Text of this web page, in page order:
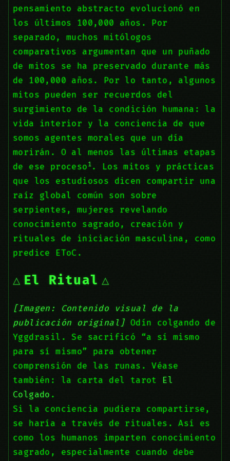
pensamiento abstracto evolucionó en
los últimos 100,000 años. Por
separado, muchos mitólogos
comparativos argumentan que un puñado
de mitos se ha preservado durante más
de 100,000 años. Por lo tanto, algunos
mitos pueden ser recuerdos del
surgimiento de la condición humana: la
vida interior y la conciencia de que
somos agentes morales que un día
morirán. O al menos las últimas etapas
de ese proceso 1 . Los mitos y prácticas
que los estudiosos dicen compartir una
raíz global común son sobre
serpientes, mujeres revelando
conocimiento sagrado, creación y
rituales de iniciación masculina, como
predice EToC.
El Ritual
[Imagen: Contenido visual de la
publicación original] Odín colgando de
Yggdrasil. Se sacrificó “a sí mismo
para sí mismo” para obtener
comprensión de las runas. Véase
también: la carta del tarot El
Colgado .
Si la conciencia pudiera compartirse,
se haría a través de rituales. Así es
como los humanos imparten conocimiento
sagrado, especialmente cuando debe